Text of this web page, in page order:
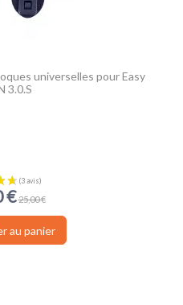
universelles pour Easy
3.0.S
€ 25,00 €
au panier